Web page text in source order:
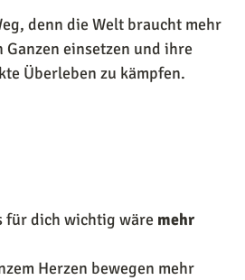
denn die Welt braucht mehr
einsetzen und ihre
Überleben zu kämpfen.
für dich wichtig wäre mehr
Herzen bewegen mehr